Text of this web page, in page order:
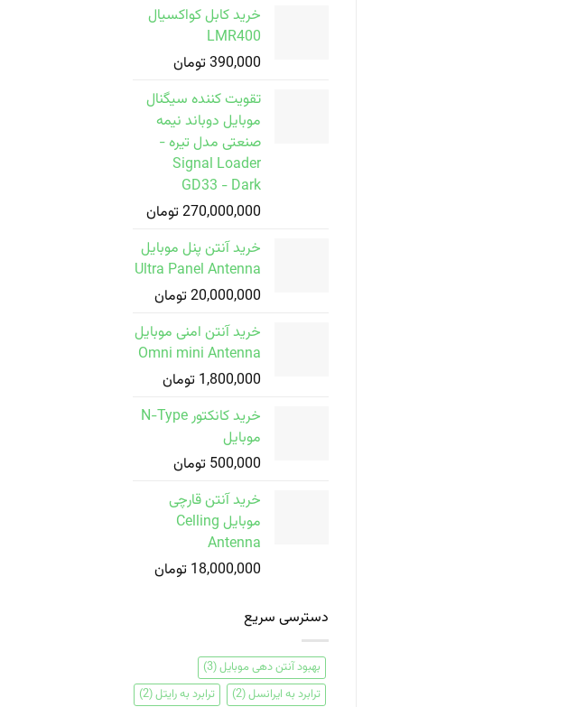
خرید کابل کواکسیال
LMR400
390,000 تومان
تقویت کننده سیگنال
موبایل دوباند نیمه
صنعتی مدل تیره -
Signal Loader
GD33 - Dark
270,000,000 تومان
خرید آنتن پنل موبایل
Ultra Panel Antenna
20,000,000 تومان
خرید آنتن امنی موبایل
Omni mini Antenna
1,800,000 تومان
خرید کانکتور N-Type
موبایل
500,000 تومان
خرید آنتن قارچی
موبایل Celling
Antenna
18,000,000 تومان
دسترسی سریع
بهبود آنتن دهی موبایل(3)
ترابرد به ایرانسل(2) ترابرد به رایتل(2)